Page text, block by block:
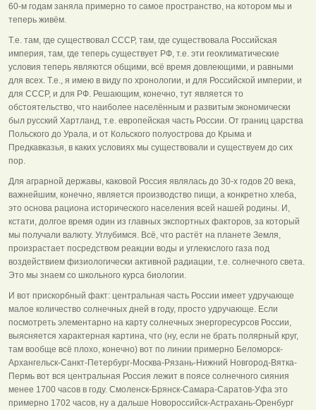
60-м годам заняла примерно то самое пространство, на котором мы и
теперь живём.
Т.е. там, где существовал СССР, там, где существовала Российская
империя, там, где теперь существует РФ, т.е. эти геоклиматические
условия теперь являются общими, всё время довлеющими, и равными
для всех. Т.е., я имею в виду по хронологии, и для Российской империи, и
для СССР, и для РФ. Решающим, конечно, тут является то
обстоятельство, что наиболее населённым и развитым экономически
был русский Хартланд, т.е. европейская часть России. От границ царства
Польского до Урала, и от Кольского полуострова до Крыма и
Предкавказья, в каких условиях мы существовали и существуем до сих
пор.
Для аграрной державы, каковой Россия являлась до 30-х годов 20 века,
важнейшим, конечно, является производство пищи, а конкретно хлеба,
это основа рациона исторического населения всей нашей родины. И,
кстати, долгое время один из главных экспортных факторов, за который
мы получали валюту. Углубимся. Всё, что растёт на планете Земля,
произрастает посредством реакции воды и углекислого газа под
воздействием физиологически активной радиации, т.е. солнечного света.
Это мы знаем со школьного курса биологии.
И вот прискорбный факт: центральная часть России имеет удручающе
малое количество солнечных дней в году, просто удручающе. Если
посмотреть элементарно на карту солнечных энергоресурсов России,
выясняется характерная картина, что (ну, если не брать полярный круг,
там вообще всё плохо, конечно) вот по линии примерно Беломорск-
Архангельск-Санкт-Петербург-Москва-Рязань-Нижний Новгород-Вятка-
Пермь вот вся центральная Россия лежит в поясе солнечного сияния
менее 1700 часов в году. Смоленск-Брянск-Самара-Саратов-Уфа это
примерно 1702 часов, ну а дальше Новороссийск-Астрахань-Оренбург